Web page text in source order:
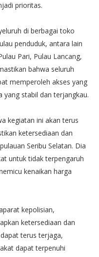
prioritas.
di berbagai toko
penduduk, antara lain
Pari, Pulau Lancang,
bahwa seluruh
memperoleh akses yang
yang stabil dan terjangkau.
kegiatan ini akan terus
ketersediaan dan
Seribu Selatan. Dia
untuk tidak terpengaruh
kenaikan harga
kepolisian,
ketersediaan dan
terus terjaga,
dapat terpenuhi